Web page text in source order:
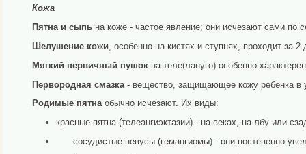
Кожа
Пятна и сыпь на коже - частое явление; они исчезают сами по
Шелушение кожи, особенно на кистях и ступнях, проходит за 2
Мягкий первичный пушок на теле(лануго) особенно
Первородная смазка - вещество, защищающее кожу ребенка в
Родимые пятнаобычно исчезают. Их виды:
красные пятна (телеангиэктазии) - на веках, на лбу или
сосудистые невусы (гемангиомы) - они постепенно